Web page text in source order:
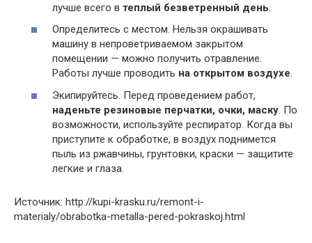
лучше всего в теплый безветренный день.
Определитесь с местом. Нельзя окрашивать
машину в непроветриваемом закрытом
помещении — можно получить отравление.
Работы лучше проводить на открытом воздухе.
Экипируйтесь. Перед проведением работ,
наденьте резиновые перчатки, очки, маску. По
возможности, используйте респиратор. Когда вы
приступите к обработке, в воздух поднимется
пыль из ржавчины, грунтовки, краски — защитите
легкие и глаза.
Источник: http://kupi-krasku.ru/remont-i-
materialy/obrabotka-metalla-pered-pokraskoj.html